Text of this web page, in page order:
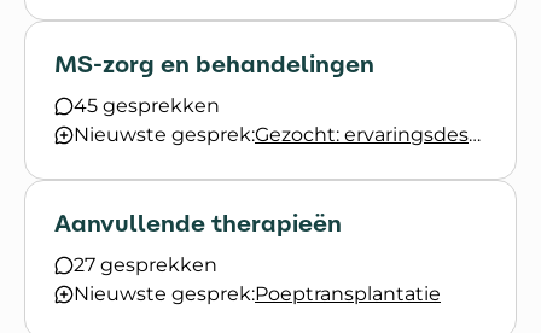
MS-zorg en behandelingen
45 gesprekken
Nieuwste gesprek:
Gezocht: ervaringsdeskundigen die werken in de zorg
Aanvullende therapieën
27 gesprekken
Nieuwste gesprek:Poeptransplantatie